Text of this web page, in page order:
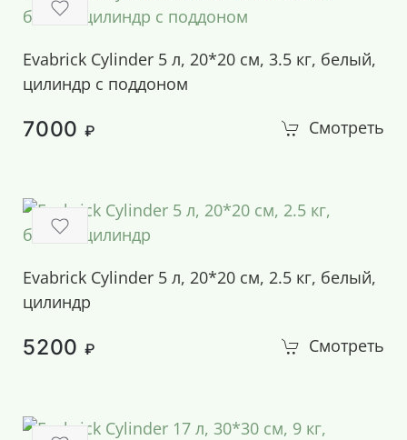
Evabrick Cylinder 5 л, 20*20 см, 3.5 кг, белый,
цилиндр c поддоном
7000 ₽ Смотреть
Evabrick Cylinder 5 л, 20*20 см, 2.5 кг, белый,
цилиндр
5200 ₽ Смотреть